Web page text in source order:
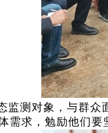
监测对象，与群
需求，勉励他们